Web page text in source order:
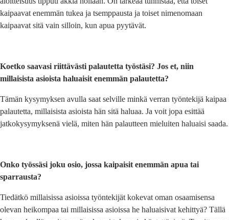
kaipaavat enemmän tukea ja tsemppausta ja toiset nimenomaan
kaipaavat sitä vain silloin, kun apua pyytävät.
Koetko saavasi riittävästi palautetta työstäsi? Jos et, niin
millaisista asioista haluaisit enemmän palautetta?
Tämän kysymyksen avulla saat selville minkä verran työntekijä kaipaa
palautetta, millaisista asioista hän sitä haluaa. Ja voit jopa esittää
jatkokysymyksenä vielä, miten hän palautteen mieluiten haluaisi saada.
Onko työssäsi joku osio, jossa kaipaisit enemmän apua tai
sparrausta?
Tiedätkö millaisissa asioissa työntekijät kokevat oman osaamisensa
olevan heikompaa tai millaisissa asioissa he haluaisivat kehittyä? Tällä